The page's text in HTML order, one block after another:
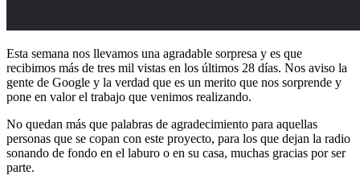
Esta semana nos llevamos una agradable sorpresa y es que
recibimos más de tres mil vistas en los últimos 28 días. Nos aviso la
gente de Google y la verdad que es un merito que nos sorprende y
pone en valor el trabajo que venimos realizando.
No quedan más que palabras de agradecimiento para aquellas
personas que se copan con este proyecto, para los que dejan la radio
sonando de fondo en el laburo o en su casa, muchas gracias por ser
parte.